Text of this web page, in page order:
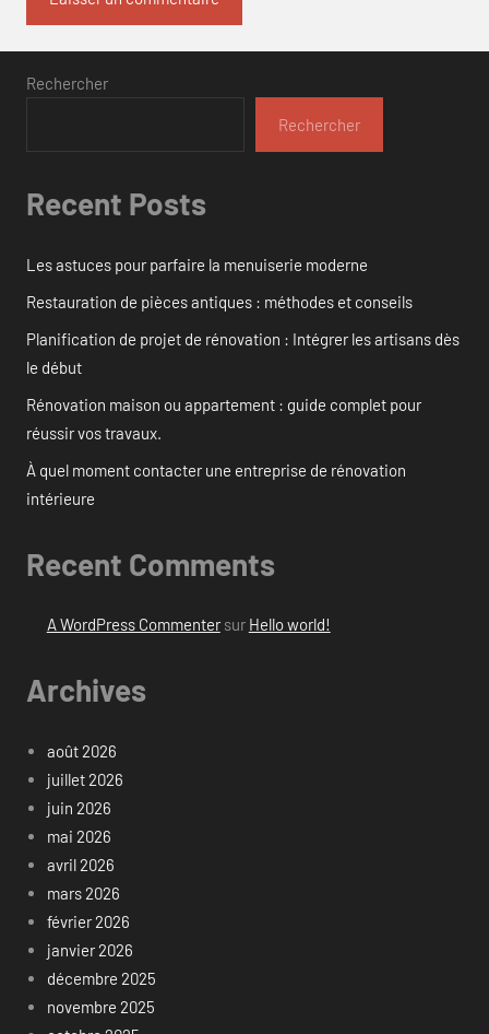
Rechercher
Rechercher
Recent Posts
Les astuces pour parfaire la menuiserie moderne
Restauration de pièces antiques : méthodes et conseils
Planification de projet de rénovation : Intégrer les artisans dès
le début
Rénovation maison ou appartement : guide complet pour
réussir vos travaux.
À quel moment contacter une entreprise de rénovation
intérieure
Recent Comments
A WordPress Commentersur Hello world!
Archives
août 2026
juillet 2026
juin 2026
mai 2026
avril 2026
mars 2026
février 2026
janvier 2026
décembre 2025
novembre 2025